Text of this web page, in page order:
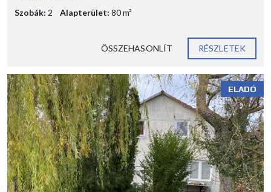
Szobák: 2 Alapterület: 80 m²
ÖSSZEHASONLÍT RÉSZLETEK
ELADÓ